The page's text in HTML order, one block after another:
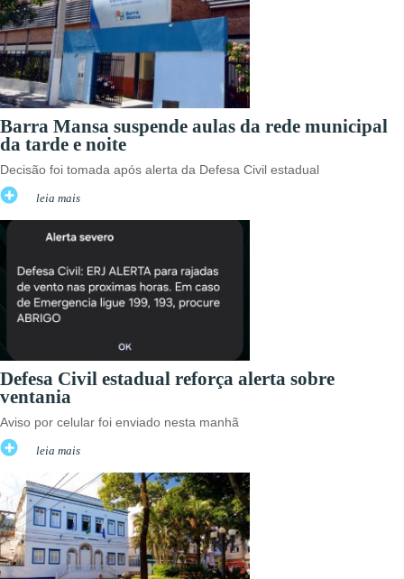
Barra Mansa suspende aulas da rede municipal
da tarde e noite
Decisão foi tomada após alerta da Defesa Civil estadual
leia mais
Defesa Civil estadual reforça alerta sobre
ventania
Aviso por celular foi enviado nesta manhã
leia mais